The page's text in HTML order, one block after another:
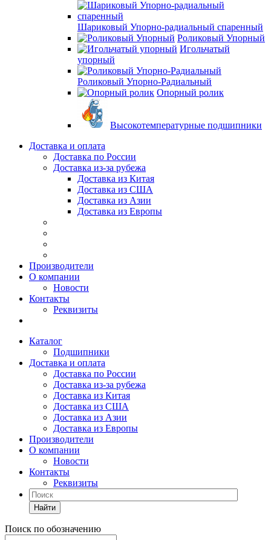
Шариковый Упорно-радиальный спаренный
Роликовый Упорный
Игольчатый
упорный
Роликовый Упорно-Радиальный
Опорный ролик
Высокотемпературные подшипники
Доставка и оплата
Доставка по России
Доставка из-за рубежа
Доставка из Китая
Доставка из США
Доставка из Азии
Доставка из Европы
Производители
О компании
Новости
Контакты
Реквизиты
Каталог
Подшипники
Доставка и оплата
Доставка по России
Доставка из-за рубежа
Доставка из Китая
Доставка из США
Доставка из Азии
Доставка из Европы
Производители
О компании
Новости
Контакты
Реквизиты
Найти
Поиск по обозначению